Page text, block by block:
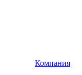
Компания